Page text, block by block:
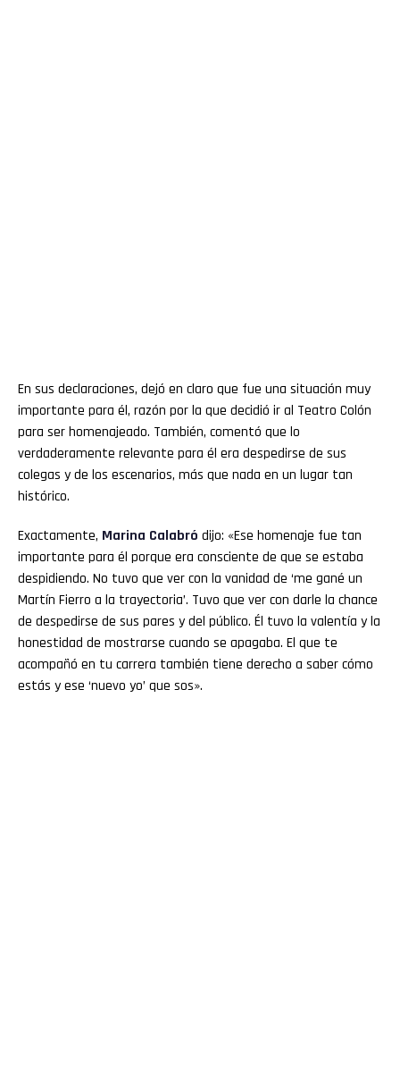
En sus declaraciones, dejó en claro que fue una situación muy
importante para él, razón por la que decidió ir al Teatro Colón
para ser homenajeado. También, comentó que lo
verdaderamente relevante para él era despedirse de sus
colegas y de los escenarios, más que nada en un lugar tan
histórico.
Exactamente, Marina Calabró dijo: «Ese homenaje fue tan
importante para él porque era consciente de que se estaba
despidiendo. No tuvo que ver con la vanidad de ‘me gané un
Martín Fierro a la trayectoria’. Tuvo que ver con darle la chance
de despedirse de sus pares y del público. Él tuvo la valentía y la
honestidad de mostrarse cuando se apagaba. El que te
acompañó en tu carrera también tiene derecho a saber cómo
estás y ese ‘nuevo yo’ que sos».